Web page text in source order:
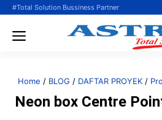
Langsung
#Total Solution Bussiness Partner
Menu
Home / BLOG / DAFTAR PROYEK /
Neon box Centre